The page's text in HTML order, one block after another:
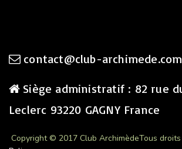
contact@club-archimede.com
Siège administratif : 82 rue
Leclerc 93220 GAGNY France
Copyright © 2017 Club ArchimèdeTous